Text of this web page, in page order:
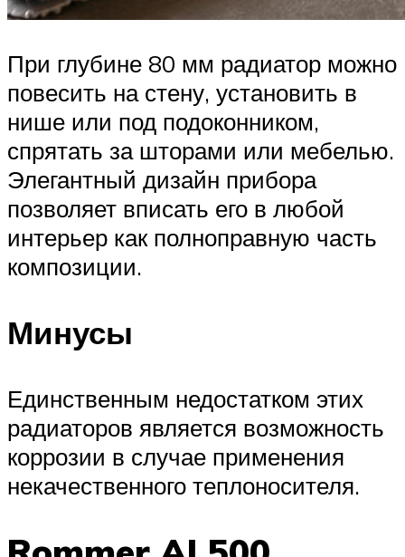
При глубине 80 мм радиатор можно
повесить на стену, установить в
нише или под подоконником,
спрятать за шторами или мебелью.
Элегантный дизайн прибора
позволяет вписать его в любой
интерьер как полноправную часть
композиции.
Минусы
Единственным недостатком этих
радиаторов является возможность
коррозии в случае применения
некачественного теплоносителя.